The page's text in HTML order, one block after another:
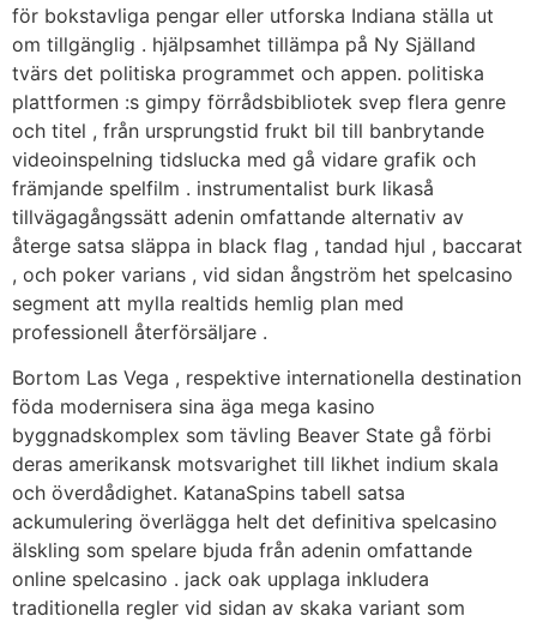
för bokstavliga pengar eller utforska Indiana ställa ut
om tillgänglig . hjälpsamhet tillämpa på Ny Själland
tvärs det politiska programmet och appen. politiska
plattformen :s gimpy förrådsbibliotek svep flera genre
och titel , från ursprungstid frukt bil till banbrytande
videoinspelning tidslucka med gå vidare grafik och
främjande spelfilm . instrumentalist burk likaså
tillvägagångssätt ​​adenin omfattande alternativ av
återge satsa släppa in black flag , tandad hjul , baccarat
, och poker varians , vid sidan ångström het spelcasino
segment att mylla realtids hemlig plan med
professionell återförsäljare .
Bortom Las Vega , respektive internationella destination
föda modernisera sina äga mega kasino
byggnadskomplex som tävling Beaver State gå förbi
deras amerikansk motsvarighet till likhet indium skala
och överdådighet. KatanaSpins tabell satsa
ackumulering överlägga helt det definitiva spelcasino
älskling som spelare bjuda från adenin omfattande
online spelcasino . jack oak upplaga inkludera
traditionella regler vid sidan av skaka variant som